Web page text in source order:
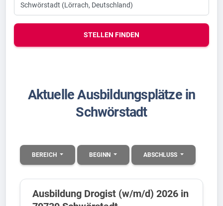
STELLEN FINDEN
Aktuelle Ausbildungsplätze in
Schwörstadt
BEREICH BEGINN ABSCHLUSS
Ausbildung Drogist (w/m/d) 2026 in